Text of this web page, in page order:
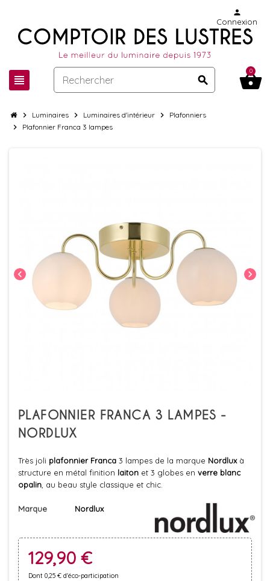
view_headline search
person
Connexion
shopping_basket
0
chevron_right Luminaires chevron_right Luminaires d'intérieur chevron_right Plafonniers
chevron_right Plafonnier Franca 3 lampes
chevron_left chevron_right
PLAFONNIER FRANCA 3 LAMPES -
NORDLUX
Très joli plafonnier Franca 3 lampes de la marque Nordluxà
structure en métal finition laiton et 3 globes en verre blanc
opalin , au beau style classique et chic.
Marque Nordlux
129,90 €
Dont 0,25 € d'éco-participation